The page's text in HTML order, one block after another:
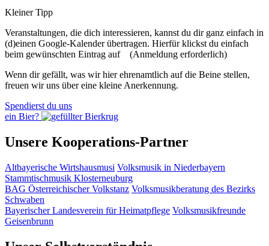
Kleiner Tipp
Veranstaltungen, die dich interessieren, kannst du dir ganz einfach in
(d)einen Google-Kalender übertragen. Hierfür klickst du einfach
beim gewünschten Eintrag auf
(Anmeldung erforderlich)
Wenn dir gefällt, was wir hier ehrenamtlich auf die Beine stellen,
freuen wir uns über eine kleine Anerkennung.
Spendierst du uns
ein Bier?
Unsere Kooperations-Partner
Altbayerische Wirtshausmusi Volksmusik in Niederbayern
Stammtischmusik Klosterneuburg
BAG Österreichischer Volkstanz Volksmusikberatung des Bezirks
Schwaben
Bayerischer Landesverein für Heimatpflege Volksmusikfreunde
Geisenbrunn